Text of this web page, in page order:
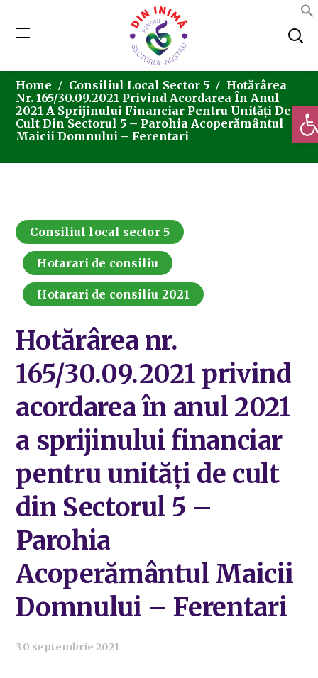
Home Consiliul Local Sector 5
Hotărârea
Nr. 165/30.09.2021 Privind Acordarea În Anul
2021 A Sprijinului Financiar Pentru Unități De
Cult Din Sectorul 5 – Parohia Acoperământul
Maicii Domnului – Ferentari
Consiliul local sector 5
Hotarari de consiliu
Hotarari de consiliu 2021
Hotărârea nr.
165/30.09.2021 privind
acordarea în anul 2021
a sprijinului financiar
pentru unități de cult
din Sectorul 5 –
Parohia
Acoperământul Maicii
Domnului – Ferentari
30 septembrie 2021